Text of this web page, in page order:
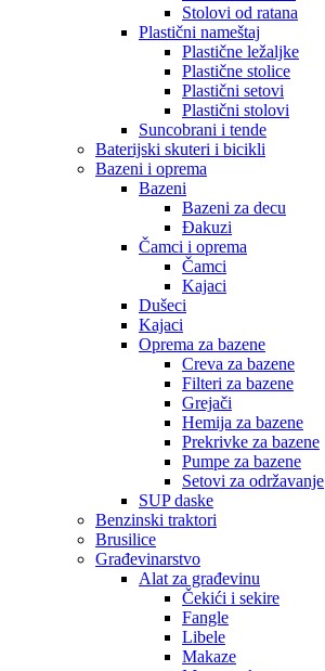
Stolovi od ratana
Plastični nameštaj
Plastične ležaljke
Plastične stolice
Plastični setovi
Plastični stolovi
Suncobrani i tende
Baterijski skuteri i bicikli
Bazeni i oprema
Bazeni
Bazeni za decu
Đakuzi
Čamci i oprema
Čamci
Kajaci
Dušeci
Kajaci
Oprema za bazene
Creva za bazene
Filteri za bazene
Grejači
Hemija za bazene
Prekrivke za bazene
Pumpe za bazene
Setovi za održavanje
SUP daske
Benzinski traktori
Brusilice
Građevinarstvo
Alat za građevinu
Čekići i sekire
Fangle
Libele
Makaze